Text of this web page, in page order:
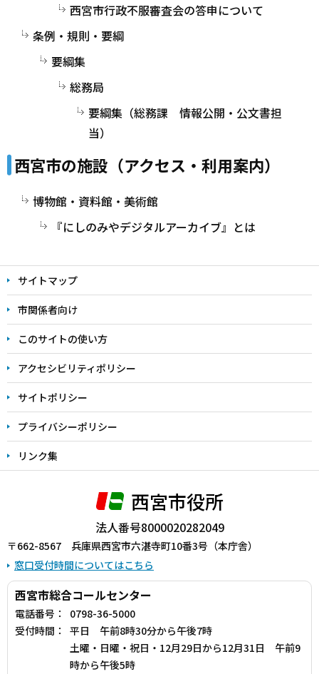
西宮市行政不服審査会の答申について
条例・規則・要綱
要綱集
総務局
要綱集（総務課 情報公開・公文書担
当）
西宮市の施設（アクセス・利用案内）
博物館・資料館・美術館
『にしのみやデジタルアーカイブ』とは
サイトマップ
市関係者向け
このサイトの使い方
アクセシビリティポリシー
サイトポリシー
プライバシーポリシー
リンク集
西宮市役所
法人番号8000020282049
〒662-8567 兵庫県西宮市六湛寺町10番3号（本庁舎）
窓口受付時間についてはこちら
西宮市総合コールセンター
電話番号：
0798-36-5000
受付時間：
平日 午前8時30分から午後7時
土曜・日曜・祝日・12月29日から12月31日 午前9
時から午後5時